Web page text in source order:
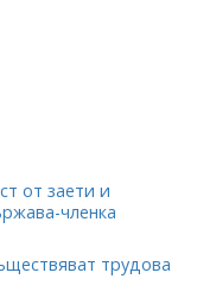
от заети и
членка
трудова